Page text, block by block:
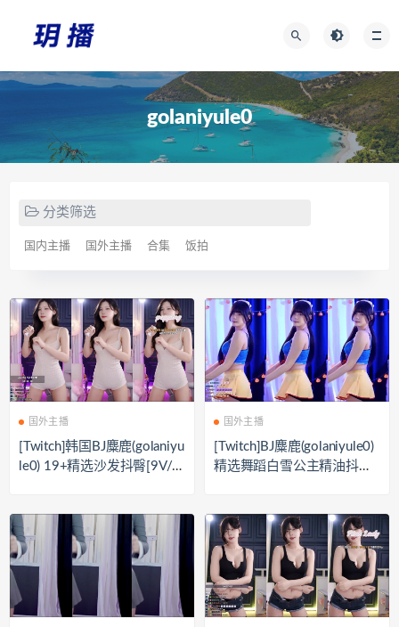
golaniyule0
分类筛选
国内主播 国外主播 合集 饭拍
国外主播
[Twitch]韩国BJ麋鹿(golaniyu
le0) 19+精选沙发抖臀[9V/2.
国外主播
[Twitch]BJ麋鹿(golaniyule0)
精选舞蹈白雪公主精油抖胸